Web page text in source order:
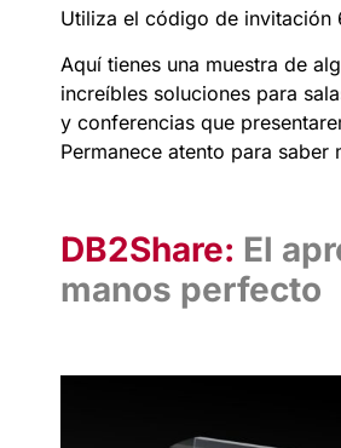
Utiliza el código de invitación
Aquí tienes una muestra de
increíbles soluciones para
y conferencias que
Permanece atento para saber
DB2Share: El
manos perfecto